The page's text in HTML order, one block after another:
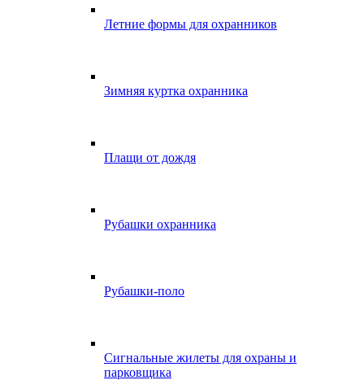
Летние формы для охранников
Зимняя куртка охранника
Плащи от дождя
Рубашки охранника
Рубашки-поло
Сигнальные жилеты для охраны и
парковщика